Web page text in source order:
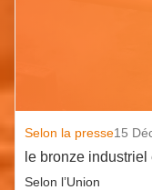
Selon la presse15
le bronze
Selon l’Union